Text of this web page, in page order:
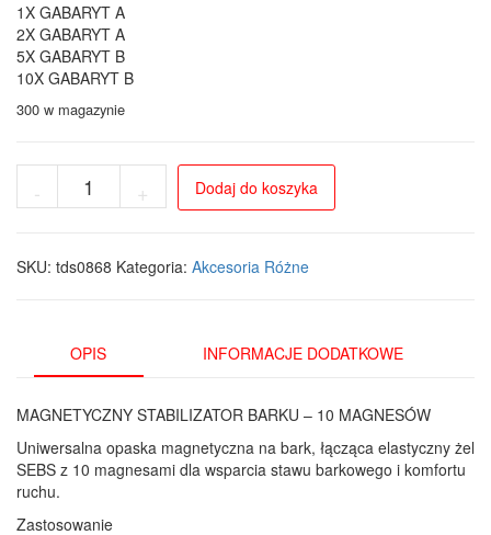
1X GABARYT A
2X GABARYT A
5X GABARYT B
10X GABARYT B
300 w magazynie
-
MagniElbow
opaska
magnesów)
+ Dodaj do koszyka
SKU: tds0868 Kategoria: Akcesoria Różne
OPIS INFORMACJE DODATKOWE
MAGNETYCZNY STABILIZATOR BARKU – 10 MAGNESÓW
Uniwersalna opaska magnetyczna na bark, łącząca elastyczny żel
SEBS z 10 magnesami dla wsparcia stawu barkowego i komfortu
ruchu.
Zastosowanie